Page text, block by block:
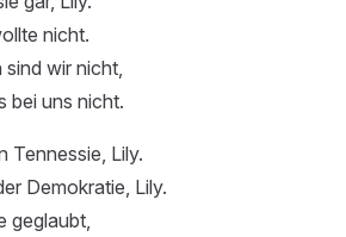
nicht.
wir nicht,
bei uns nicht.
Tennessie, Lily.
Demokratie, Lily.
geglaubt,